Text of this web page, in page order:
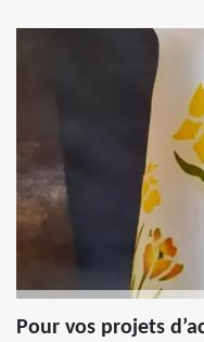
Pour vos projets